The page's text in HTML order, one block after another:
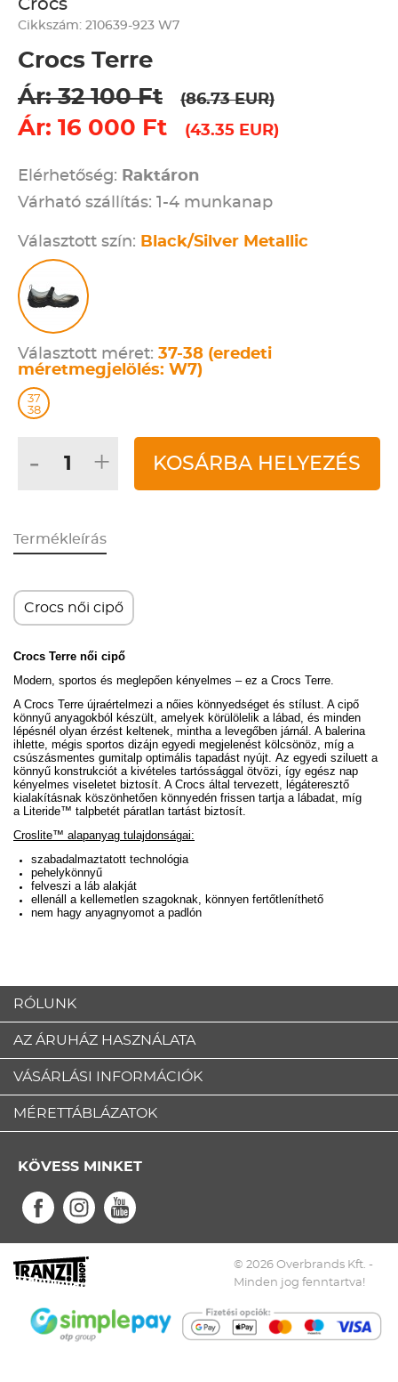
Crocs
Cikkszám: 210639-923 W7
Crocs Terre
Ár: 32 100 Ft
(86.73 EUR)
Ár: 16 000 Ft (43.35 EUR)
Elérhetőség: Raktáron
Várható szállítás: 1-4 munkanap
Választott szín: Black/Silver Metallic
Választott méret: 37-38 (eredeti
méretmegjelölés: W7)
37
38
- + KOSÁRBA HELYEZÉS
Termékleírás
Crocs női cipő
Crocs Terre női cipő
Modern, sportos és meglepően kényelmes – ez a Crocs Terre.
A Crocs Terre újraértelmezi a nőies könnyedséget és stílust. A cipő
könnyű anyagokból készült, amelyek körülölelik a lábad, és minden
lépésnél olyan érzést keltenek, mintha a levegőben járnál. A balerina
ihlette, mégis sportos dizájn egyedi megjelenést kölcsönöz, míg a
csúszásmentes gumitalp optimális tapadást nyújt. Az egyedi sziluett a
könnyű konstrukciót a kivételes tartóssággal ötvözi, így egész nap
kényelmes viseletet biztosít. A Crocs által tervezett, légáteresztő
kialakításnak köszönhetően könnyedén frissen tartja a lábadat, míg
a Literide™ talpbetét páratlan tartást biztosít.
Croslite™ alapanyag tulajdonságai:
szabadalmaztatott technológia
pehelykönnyű
felveszi a láb alakját
ellenáll a kellemetlen szagoknak, könnyen fertőtleníthető
nem hagy anyagnyomot a padlón
RÓLUNK
AZ ÁRUHÁZ HASZNÁLATA
VÁSÁRLÁSI INFORMÁCIÓK
MÉRETTÁBLÁZATOK
KÖVESS MINKET
© 2026 Overbrands Kft. -
Minden jog fenntartva!